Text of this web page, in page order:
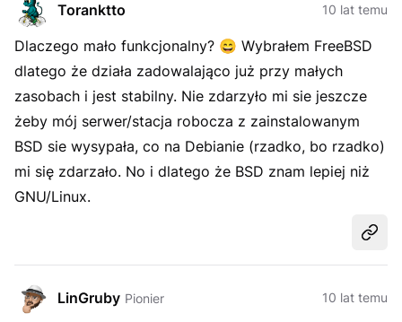
Toranktto 10 lat temu
Dlaczego mało funkcjonalny? 😄 Wybrałem FreeBSD
dlatego że działa zadowalająco już przy małych
zasobach i jest stabilny. Nie zdarzyło mi sie jeszcze
żeby mój serwer/stacja robocza z zainstalowanym
BSD sie wysypała, co na Debianie (rzadko, bo rzadko)
mi się zdarzało. No i dlatego że BSD znam lepiej niż
GNU/Linux.
LinGruby Pionier 10 lat temu